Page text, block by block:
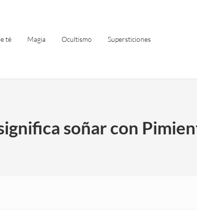
té Magia Ocultismo Supersticiones
soñar con